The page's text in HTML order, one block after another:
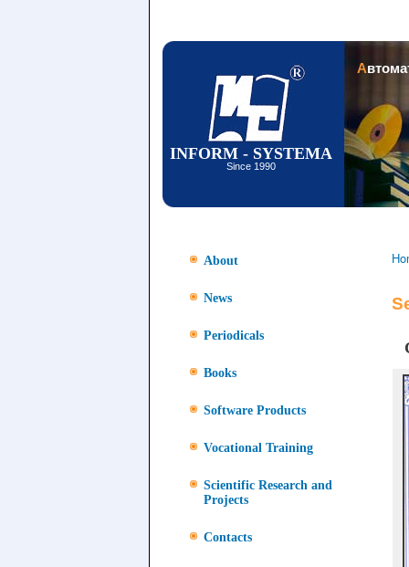
INFORM - SYSTEMA
Since 1990
About
News
Periodicals
Books
Software Products
Vocational Training
Scientific Research and
Projects
Contacts